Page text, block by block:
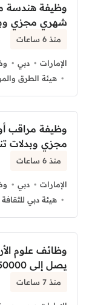
وظيفة هندسة
شهري مجزي
منذ 6 ساعات
الإمارات دبي
هيئة الطرق
وظيفة مراقب
مجزي وبدلات
منذ 6 ساعات
الإمارات دبي
هيئة دبي
وظائف علوم
يصل إلى 50000 درهم
منذ 7 ساعات